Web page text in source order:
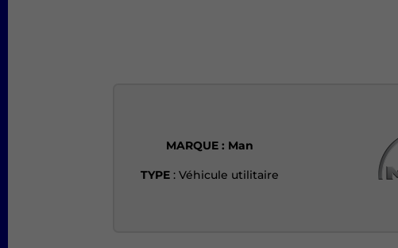
MARQUE : Man
TYPE: Véhicule utilitaire